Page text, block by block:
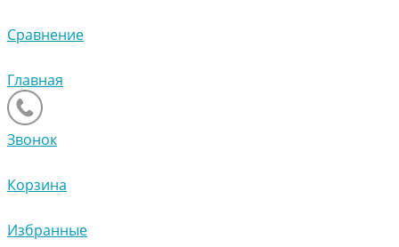
Сравнение
Главная
Звонок
Корзина
Избранные